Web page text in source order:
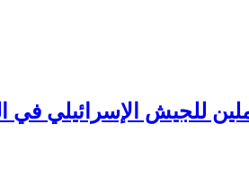
للجيش الإسرائيلي في